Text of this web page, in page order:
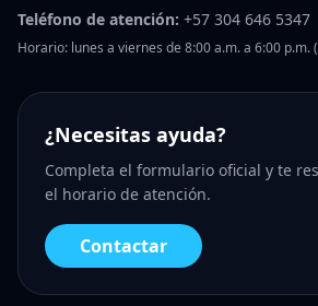
Teléfono de atención: +57 304 646 5347
Horario: lunes a viernes de 8:00 a.m. a 6:00 p.m.
¿Necesitas ayuda?
Completa el formulario oficial y te
el horario de atención.
Contactar